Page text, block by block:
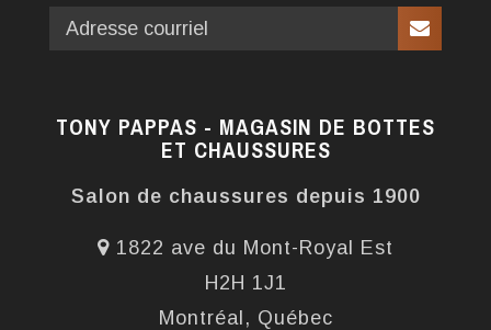
TONY PAPPAS - MAGASIN DE BOTTES
ET CHAUSSURES
Salon de chaussures depuis 1900
1822 ave du Mont-Royal Est
H2H 1J1
Montréal, Québec